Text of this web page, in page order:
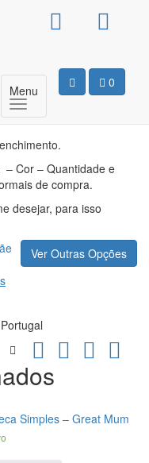
0
Menu
–
– Cor – Quantidade e
de compra.
desejar, para isso
Ver Outras Opções
Simples – Great Mum